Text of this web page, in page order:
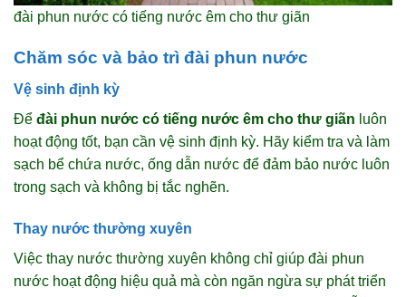
đài phun nước có tiếng nước êm cho thư giãn
Chăm sóc và bảo trì đài phun nước
Vệ sinh định kỳ
Để đài phun nước có tiếng nước êm cho thư giãn luôn
hoạt động tốt, bạn cần vệ sinh định kỳ. Hãy kiểm tra và làm
sạch bể chứa nước, ống dẫn nước để đảm bảo nước luôn
trong sạch và không bị tắc nghẽn.
Thay nước thường xuyên
Việc thay nước thường xuyên không chỉ giúp đài phun
nước hoạt động hiệu quả mà còn ngăn ngừa sự phát triển